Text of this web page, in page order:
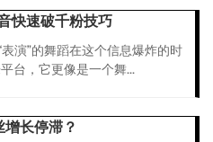
快速破千粉技巧
演”的舞蹈在这个信息爆炸的时
台，它更像是一个舞...
长停滞？